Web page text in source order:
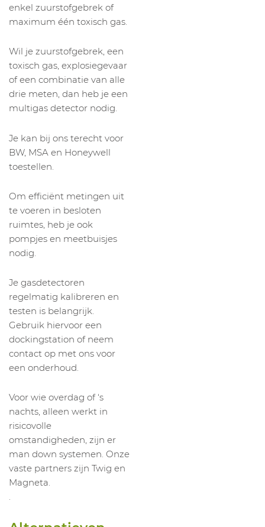
enkel zuurstofgebrek of
maximum één toxisch gas.
Wil je zuurstofgebrek, een
toxisch gas, explosiegevaar
of een combinatie van alle
drie meten, dan heb je een
multigas detector nodig.
Je kan bij ons terecht voor
BW, MSA en Honeywell
toestellen.
Om efficiënt metingen uit
te voeren in besloten
ruimtes, heb je ook
pompjes en meetbuisjes
nodig.
Je gasdetectoren
regelmatig kalibreren en
testen is belangrijk.
Gebruik hiervoor een
dockingstation of neem
contact op met ons voor
een onderhoud.
Voor wie overdag of ‘s
nachts, alleen werkt in
risicovolle
omstandigheden, zijn er
man down systemen. Onze
vaste partners zijn Twig en
Magneta.
.